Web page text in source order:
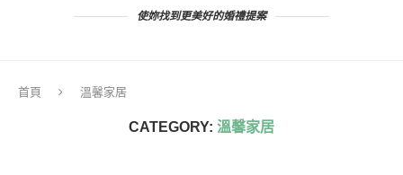
使妳找到更美好的婚禮提案
首頁 溫馨家居
CATEGORY: 溫馨家居